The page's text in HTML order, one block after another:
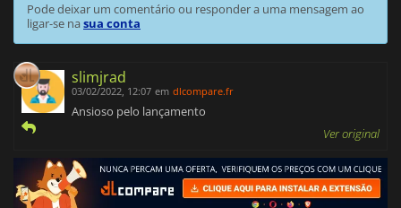
Pode deixar um comentário ou responder a uma mensagem ao
ligar-se nasua conta
slimjrad
03/02/2022, 12:07 em dlcompare.fr
Ansioso pelo lançamento
Ver original